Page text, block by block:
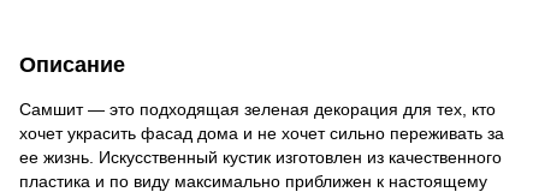
Описание
Самшит — это подходящая зеленая декорация для тех, кто
хочет украсить фасад дома и не хочет сильно переживать за
ее жизнь. Искусственный кустик изготовлен из качественного
пластика и по виду максимально приближен к настоящему